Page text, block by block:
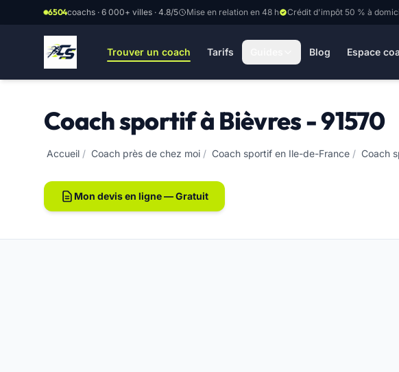
Aller au contenu principal
6504coachs · 6 000+ villes · 4.8/5 Mise en relation en 48 h Crédit d'impôt 50 % à
Trouver un coach Tarifs Blog Espace
Coach sportif à Bièvres - 91570
Accueil / Coach près de chez moi / Coach sportif en Ile-de-France / Coach
Mon devis en ligne — Gratuit